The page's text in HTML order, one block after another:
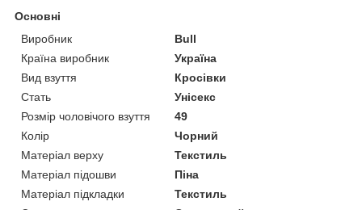
Основні
Виробник
Bull
Країна виробник
Україна
Вид взуття
Кросівки
Стать
Унісекс
Розмір чоловічого взуття
49
Колір
Чорний
Матеріал верху
Текстиль
Матеріал підошви
Піна
Матеріал підкладки
Текстиль